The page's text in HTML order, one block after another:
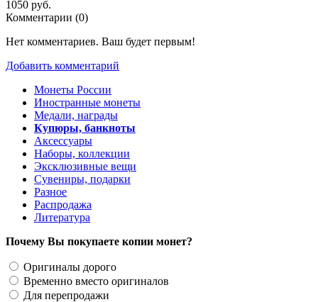
1050 руб.
Комментарии (0)
Нет комментариев. Ваш будет первым!
Добавить комментарий
Монеты России
Иностранные монеты
Медали, награды
Купюры, банкноты
Аксессуары
Наборы, коллекции
Эксклюзивные вещи
Сувениры, подарки
Разное
Распродажа
Литература
Почему Вы покупаете копии монет?
Оригиналы дорого
Временно вместо оригиналов
Для перепродажи